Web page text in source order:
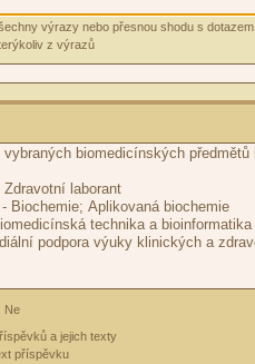
výrazy nebo přesnou shodu s dotazem
z výrazů
Ne
a jejich texty
příspěvku